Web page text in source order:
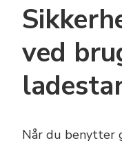
ved
Når du benytter